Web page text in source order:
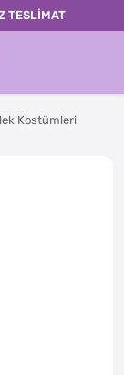
TESLİMAT
Kostümleri